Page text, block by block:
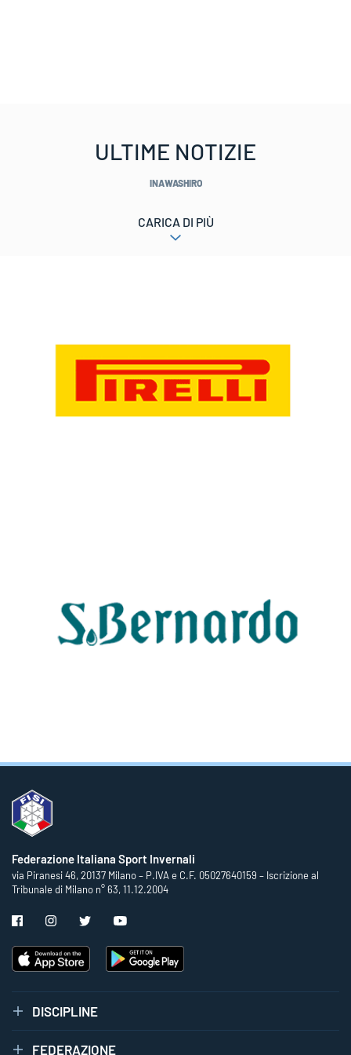
ULTIME NOTIZIE
INAWASHIRO
CARICA DI PIÙ
Federazione Italiana Sport Invernali
via Piranesi 46, 20137 Milano – P.IVA e C.F. 05027640159 – Iscrizione al
Tribunale di Milano n° 63, 11.12.2004
DISCIPLINE
FEDERAZIONE